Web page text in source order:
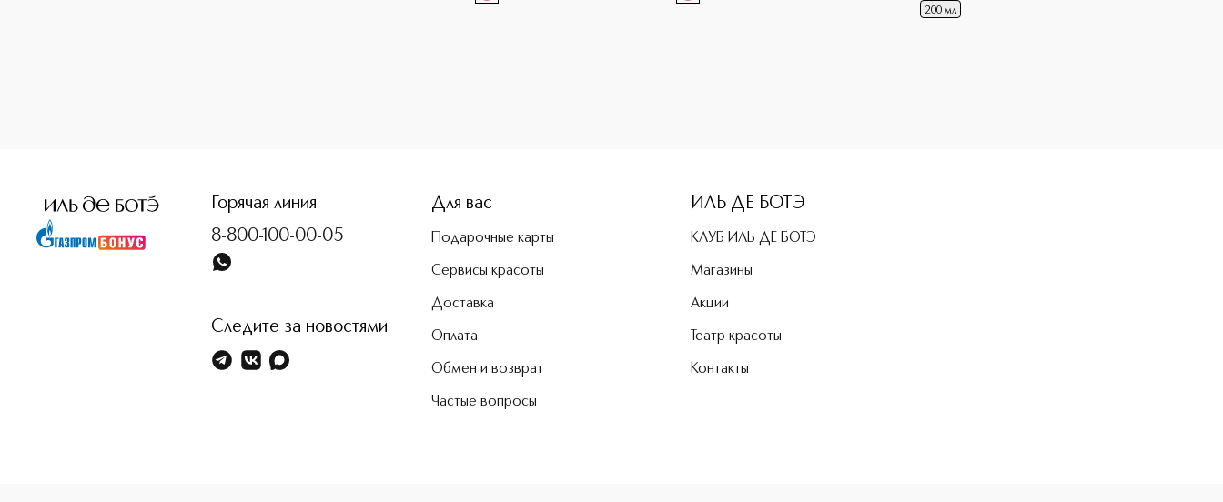
200 мл
Горячая линия
8-800-100-00-05
Следите за новостями
Для вас
Подарочные карты
Сервисы красоты
Доставка
Оплата
Обмен и возврат
Частые вопросы
ИЛЬ ДЕ БОТЭ
КЛУБ ИЛЬ ДЕ БОТЭ
Магазины
Акции
Театр красоты
Контакты